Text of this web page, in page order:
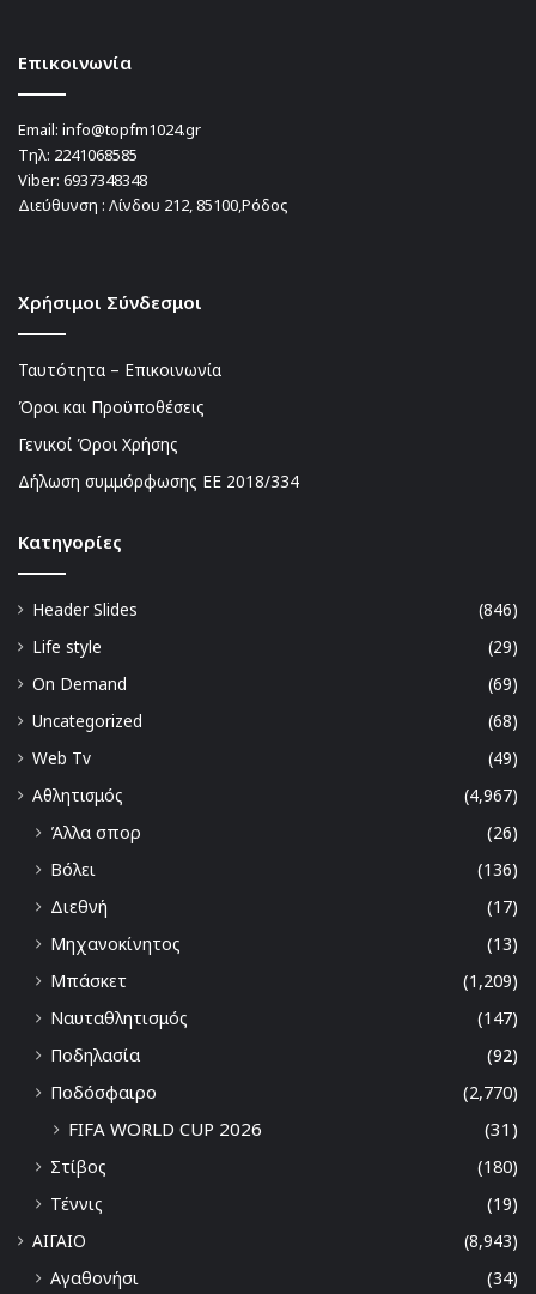
Επικοινωνία
Email: info@topfm1024.gr
Τηλ: 2241068585
Viber: 6937348348
Διεύθυνση : Λίνδου 212, 85100,Ρόδος
Χρήσιμοι Σύνδεσμοι
Ταυτότητα – Επικοινωνία
Όροι και Προϋποθέσεις
Γενικοί Όροι Χρήσης
Δήλωση συμμόρφωσης ΕΕ 2018/334
Kατηγορίες
Header Slides
(846)
Life style
(29)
On Demand
(69)
Uncategorized
(68)
Web Tv
(49)
Αθλητισμός
(4,967)
Άλλα σπορ
(26)
Βόλει
(136)
Διεθνή
(17)
Μηχανοκίνητος
(13)
Μπάσκετ
(1,209)
Ναυταθλητισμός
(147)
Ποδηλασία
(92)
Ποδόσφαιρο
(2,770)
FIFA WORLD CUP 2026 (31)
Στίβος
(180)
Τέννις
(19)
ΑΙΓΑΙΟ
(8,943)
Αγαθονήσι
(34)